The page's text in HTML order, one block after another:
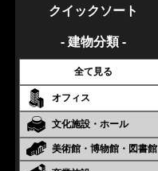
クイックソート
- 建物分類 -
全て見る
オフィス
文化施設・ホール
美術館・博物館・図書館